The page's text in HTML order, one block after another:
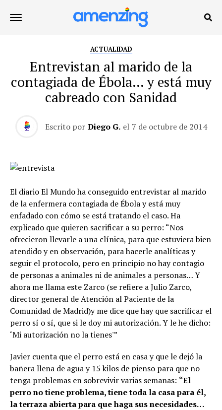
ACTUALIDAD
Entrevistan al marido de la
contagiada de Ébola… y está muy
cabreado con Sanidad
Escrito por Diego G. el 7 de octubre de 2014
El diario El Mundo ha conseguido entrevistar al marido
de la enfermera contagiada de Ébola y está muy
enfadado con cómo se está tratando el caso. Ha
explicado que quieren sacrificar a su perro: “Nos
ofrecieron llevarle a una clínica, para que estuviera bien
atendido y en observación, para hacerle analíticas y
seguir el protocolo, pero en principio no hay contagio
de personas a animales ni de animales a personas… Y
ahora me llama este Zarco (se refiere a Julio Zarco,
director general de Atención al Paciente de la
Comunidad de Madrid)y me dice que hay que sacrificar el
perro sí o sí, que si le doy mi autorización. Y le he dicho:
‘Mi autorización no la tienes'”
Javier cuenta que el perro está en casa y que le dejó la
bañera llena de agua y 15 kilos de pienso para que no
tenga problemas en sobrevivir varias semanas: “El
perro no tiene problema, tiene toda la casa para él,
la terraza abierta para que haga sus necesidades…